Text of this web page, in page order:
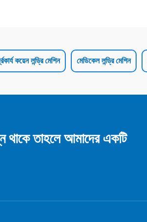
কয়েন লন্ড্রি মেশিন মেডিকেল লন্ড্রি মেশিন
তাহলে আমাদের একটি